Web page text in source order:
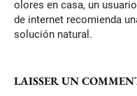
olores en casa, un usuario
de internet recomienda
solución natural.
LAISSER UN